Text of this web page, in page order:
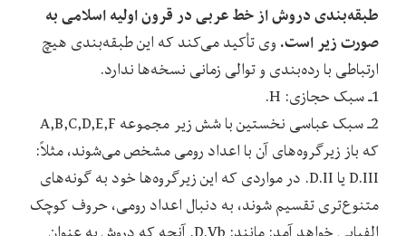
طبقه‌بندی دروش از خط عربی در قرون اولیه اسلامی به
صورت زیر است. وی تأکید می‌کند که این طبقه‌بندی هیچ
ارتباطی با رده‌بندی و توالی زمانی نسخه‌ها ندارد.
1ـ سبک حجازی: H.
2ـ سبک عباسی نخستین با شش زیر مجموعه A,B,C,D,E,F
که باز زیرگروه‌های آن با اعداد رومی مشخص می‌شوند، مثلاً:
D.III یا D.II. در مواردی که این زیرگروه‌ها خود به گونه‌های
متنوع‌تری تقسیم شوند، به دنبال اعداد رومی، حروف کوچک